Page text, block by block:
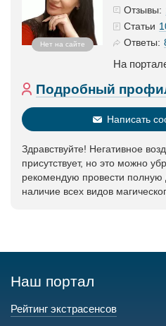
Нет на сайте
Отзывы:
Статьи
Ответы:
На
Подробный
Написать
Здравствуйте! Негативное
присутствует, но это можно
рекомендую провести полную
наличие всех видов
Наш портал
Рейтинг экстрасенсов